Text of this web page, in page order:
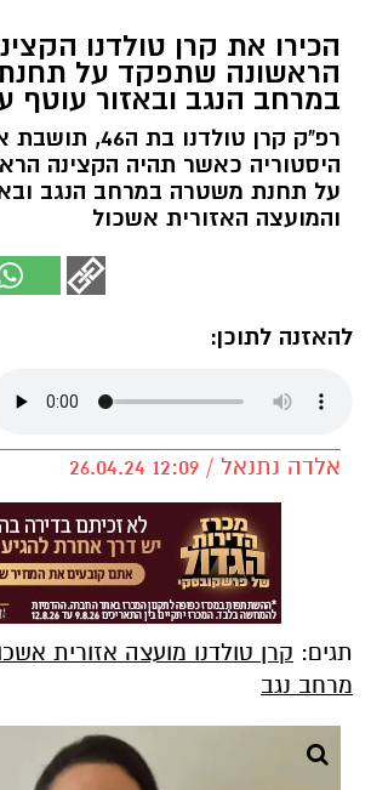
הכירו את קרן טולדנו
הראשונה שתפקד על
במרחב הנגב ובאזור עוטף
רפ"ק קרן טולדנו
היסטוריה כאשר תהיה הקצינה
על תחנת משטרה במרחב הנגב
והמועצה האזורית אשכול
להאזנה לתוכן:
אלדה נתנאל / 12:09 26.04.24
תגים: קרן טולדנו מועצה אזורית
מרחב נגב